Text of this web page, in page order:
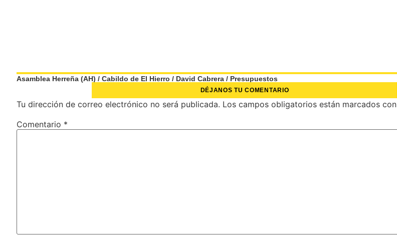
Asamblea Herreña (AH) / Cabildo de El Hierro / David Cabrera / Presupuestos
DÉJANOS TU COMENTARIO
Tu dirección de correo electrónico no será publicada. Los campos obligatorios están marcados con
Comentario *